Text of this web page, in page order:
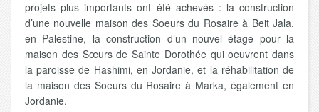
projets plus importants ont été achevés : la construction
d’une nouvelle maison des Soeurs du Rosaire à Beit Jala,
en Palestine, la construction d’un nouvel étage pour la
maison des Sœurs de Sainte Dorothée qui oeuvrent dans
la paroisse de Hashimi, en Jordanie, et la réhabilitation de
la maison des Soeurs du Rosaire à Marka, également en
Jordanie.